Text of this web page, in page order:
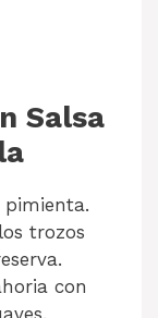
Salsa
pimienta.
trozos
con